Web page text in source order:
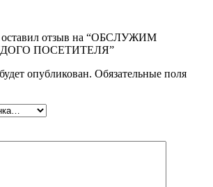
оставил отзыв на “ОБСЛУЖИМ
ПОСЕТИТЕЛЯ”
опубликован. Обязательные поля